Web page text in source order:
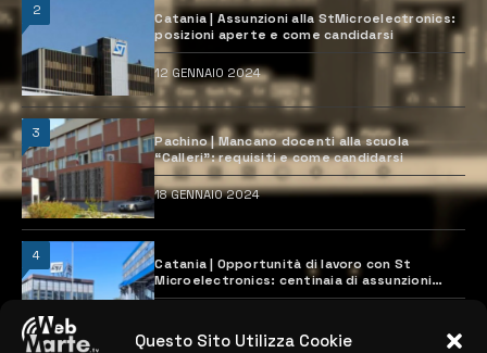
Questo Sito Utilizza Cookie
2
Catania | Assunzioni alla StMicroelectronics:
posizioni aperte e come candidarsi
12 GENNAIO 2024
3
Pachino | Mancano docenti alla scuola
“Calleri”: requisiti e come candidarsi
18 GENNAIO 2024
4
Catania | Opportunità di lavoro con St
Microelectronics: centinaia di assunzioni
previste